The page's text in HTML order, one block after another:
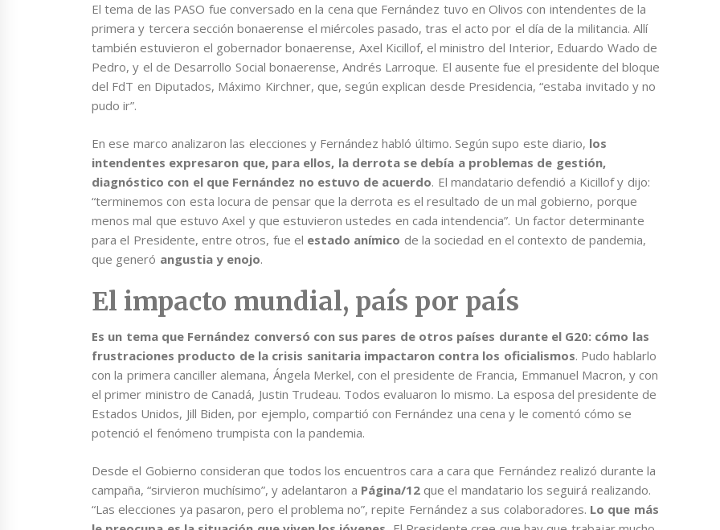
El tema de las PASO fue conversado en la cena que Fernández tuvo en Olivos con intendentes de la
primera y tercera sección bonaerense el miércoles pasado, tras el acto por el día de la militancia. Allí
también estuvieron el gobernador bonaerense, Axel Kicillof, el ministro del Interior, Eduardo Wado de
Pedro, y el de Desarrollo Social bonaerense, Andrés Larroque. El ausente fue el presidente del bloque
del FdT en Diputados, Máximo Kirchner, que, según explican desde Presidencia, “estaba invitado y no
pudo ir”.
En ese marco analizaron las elecciones y Fernández habló último. Según supo este diario, los
intendentes expresaron que, para ellos, la derrota se debía a problemas de gestión,
diagnóstico con el que Fernández no estuvo de acuerdo. El mandatario defendió a Kicillof y dijo:
“terminemos con esta locura de pensar que la derrota es el resultado de un mal gobierno, porque
menos mal que estuvo Axel y que estuvieron ustedes en cada intendencia”. Un factor determinante
para el Presidente, entre otros, fue el estado anímico de la sociedad en el contexto de pandemia,
que generó angustia y enojo.
El impacto mundial, país por país
Es un tema que Fernández conversó con sus pares de otros países durante el G20: cómo las
frustraciones producto de la crisis sanitaria impactaron contra los oficialismos. Pudo hablarlo
con la primera canciller alemana, Ángela Merkel, con el presidente de Francia, Emmanuel Macron, y con
el primer ministro de Canadá, Justin Trudeau. Todos evaluaron lo mismo. La esposa del presidente de
Estados Unidos, Jill Biden, por ejemplo, compartió con Fernández una cena y le comentó cómo se
potenció el fenómeno trumpista con la pandemia.
Desde el Gobierno consideran que todos los encuentros cara a cara que Fernández realizó durante la
campaña, “sirvieron muchísimo”, y adelantaron a Página/12que el mandatario los seguirá realizando.
“Las elecciones ya pasaron, pero el problema no”, repite Fernández a sus colaboradores. Lo que más